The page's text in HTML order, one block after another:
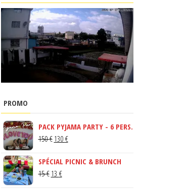
PROMO
PACK PYJAMA PARTY - 6 PERS.
150€ LE
INITIAL
ÉTAIT :
130 €LE
ACTUEL
SPÉCIAL PICNIC & BRUNCH
15€ LE
13 €LE